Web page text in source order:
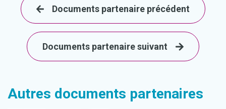
Documents partenaire précédent
Documents partenaire suivant
Autres documents partenaires